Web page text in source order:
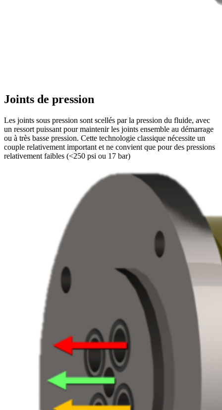
Joints de pression
Les joints sous pression sont scellés par la pression du fluide, avec
un ressort puissant pour maintenir les joints ensemble au démarrage
ou à très basse pression. Cette technologie classique nécessite un
couple relativement important et ne convient que pour des pressions
relativement faibles (<250 psi ou 17 bar)